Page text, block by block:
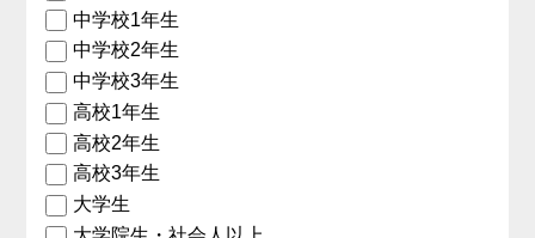
中学校1年生
中学校2年生
中学校3年生
高校1年生
高校2年生
高校3年生
大学生